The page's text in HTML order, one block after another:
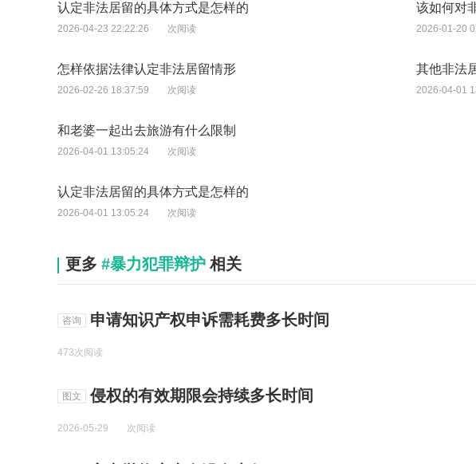
认定非法居留的具体方式是怎样的
2026-04-23 22:22:26 次阅读
怎样依据法律认定非法居留情形
2026-02-26 18:37:59 次阅读
和老婆一起出去旅游有什么限制
2026-04-01 13:05:24 次阅读
认定非法居留的具体方式是怎样的
2026-04-01 13:05:24 次阅读
该如何对
2026-01-20
其他非法
2026-04-01
更多 #暴力犯罪辩护 相关
咨询 申请知识产权申诉需耗费多长时间
473次阅读
图文 侵权的有效期限会持续多长时间
2026-05-29 次阅读